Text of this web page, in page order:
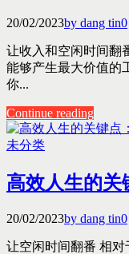
20/02/2023by dang tin0
让收入和空闲时间翻
能够产生最大价值的
你...
Continue reading
未分类
高效人生的关
20/02/2023by dang tin0
让空闲时间翻番 相